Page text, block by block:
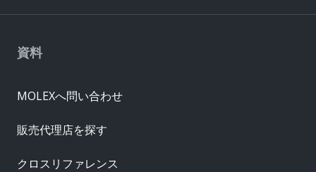
資料
MOLEXへ問い合わせ
販売代理店を探す
クロスリファレンス